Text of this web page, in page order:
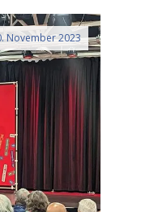
November 2023